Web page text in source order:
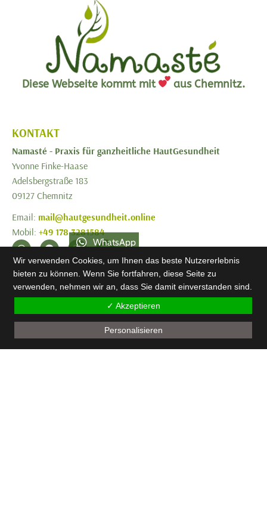
Diese Webseite kommt mit aus Chemnitz.
KONTAKT
Namasté - Praxis für ganzheitliche HautGesundheit
Yvonne Finke-Haase
Adelsbergstraße 183
09127 Chemnitz
Email: mail@hautgesundheit.online
Mobil: +49 178 3281584
RECHTLICHES
Allgem. Geschäftsbedingungen
Widerrufsbelehrung
WhatsApp
Mobil
E-Mail
Terminanfrage
Wir verwenden Cookies, um Ihnen das beste Nutzererlebnis
bieten zu können. Wenn Sie fortfahren, diese Seite zu
verwenden, nehmen wir an, dass Sie damit einverstanden sind.
✓ Akzeptieren
Personalisieren